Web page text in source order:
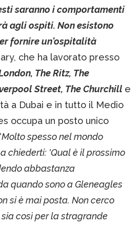
saranno i comportamenti
agli ospiti. Non esistono
fornire un'ospitalità
che ha lavorato presso
The Ritz, The
Street, The Churchill e
a Dubai e in tutto il Medio
occupa un posto unico
Molto spesso nel mondo
chiederti: 'Qual è il prossimo
abbastanza
quando sono a Gleneagles
si è mai posta. Non cerco
così per la stragrande